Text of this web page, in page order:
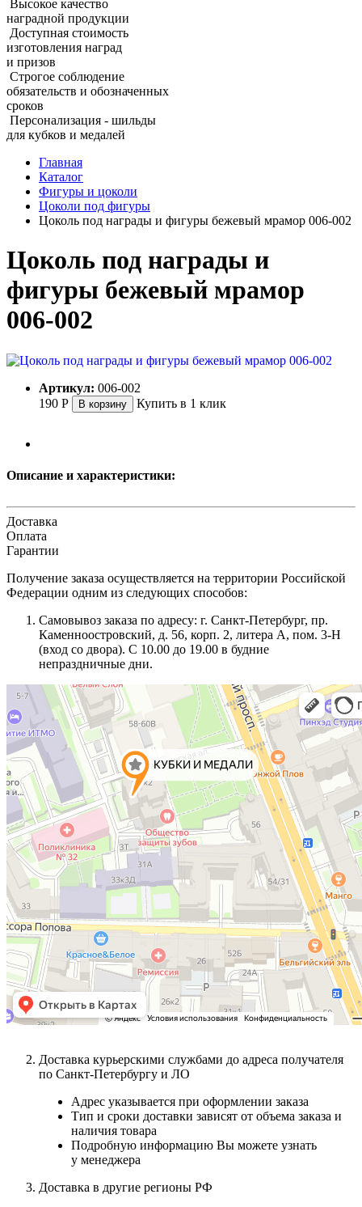
Высокое качество
наградной продукции
Доступная стоимость
изготовления наград
и призов
Строгое соблюдение
обязательств и обозначенных
сроков
Персонализация - шильды
для кубков и медалей
Главная
Каталог
Фигуры и цоколи
Цоколи под фигуры
Цоколь под награды и фигуры бежевый мрамор 006‑002
Цоколь под награды и
фигуры бежевый мрамор
006‑002
Артикул: 006-002
190 Р В корзину Купить в 1 клик
Описание и характеристики:
Доставка
Оплата
Гарантии
Получение заказа осуществляется на территории Российской
Федерации одним из следующих способов:
Самовывоз заказа по адресу: г. Санкт-Петербург, пр.
Каменноостровский, д. 56, корп. 2, литера А, пом. 3-Н
(вход со двора). С 10.00 до 19.00 в будние
непраздничные дни.
Доставка курьерскими службами до адреса получателя
по Санкт-Петербургу и ЛО
Адрес указывается при оформлении заказа
Тип и сроки доставки зависят от объема заказа и
наличия товара
Подробную информацию Вы можете узнать
у менеджера
Доставка в другие регионы РФ